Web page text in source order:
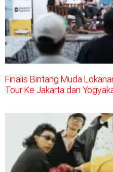
Finalis Bintang Muda
Tour Ke Jakarta dan